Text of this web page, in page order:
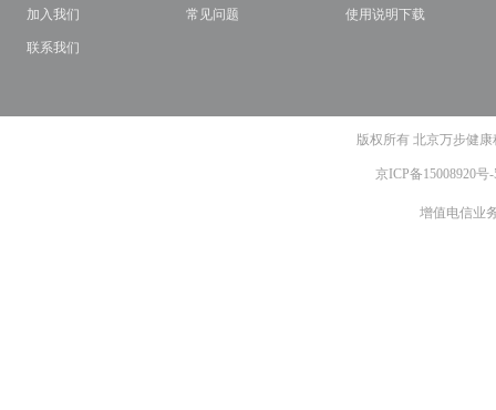
加入我们
联系我们
常见问题 使用说明下载
版权所有 北京万步健
京ICP备15008920号-
增值电信业